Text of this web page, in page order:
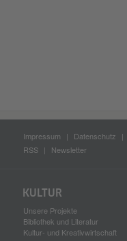
Impressum Datenschutz
RSS
Newsletter
KULTUR
Unsere Projekte
Bibliothek und Literatur
Kultur- und Kreativwirtschaft